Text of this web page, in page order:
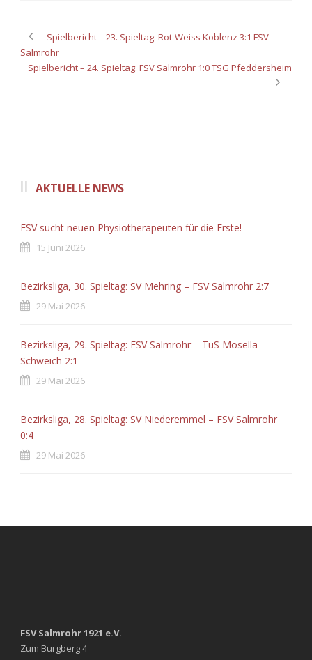
Spielbericht – 23. Spieltag: Rot-Weiss Koblenz 3:1 FSV
Salmrohr
Spielbericht – 24. Spieltag: FSV Salmrohr 1:0 TSG Pfeddersheim
AKTUELLE NEWS
FSV sucht neuen Physiotherapeuten für die Erste!
15 Juni 2026
Bezirksliga, 30. Spieltag: SV Mehring – FSV Salmrohr 2:7
29 Mai 2026
Bezirksliga, 29. Spieltag: FSV Salmrohr – TuS Mosella
Schweich 2:1
29 Mai 2026
Bezirksliga, 28. Spieltag: SV Niederemmel – FSV Salmrohr
0:4
29 Mai 2026
FSV Salmrohr 1921 e.V.
Zum Burgberg 4